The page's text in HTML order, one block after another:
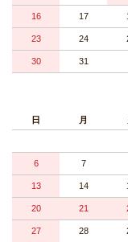
16 17
23 24
30 31
日 月
6 7
13 14
20 21
27 28